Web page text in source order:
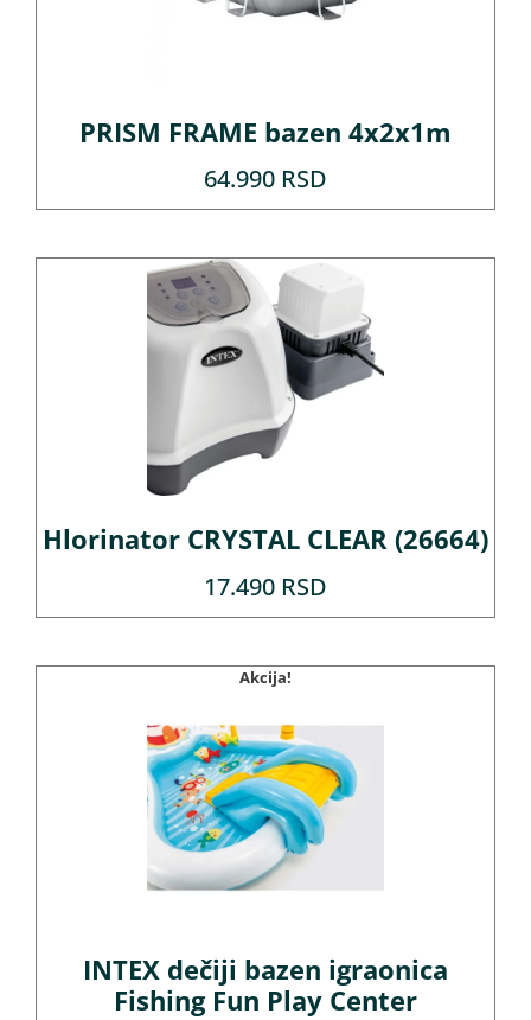
PRISM FRAME bazen 4x2x1m
64.990 RSD
Hlorinator CRYSTAL CLEAR (26664)
17.490 RSD
Akcija!
INTEX dečiji bazen igraonica
Fishing Fun Play Center